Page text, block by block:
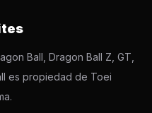
Ball, Dragon Ball Z, GT,
es propiedad de Toei